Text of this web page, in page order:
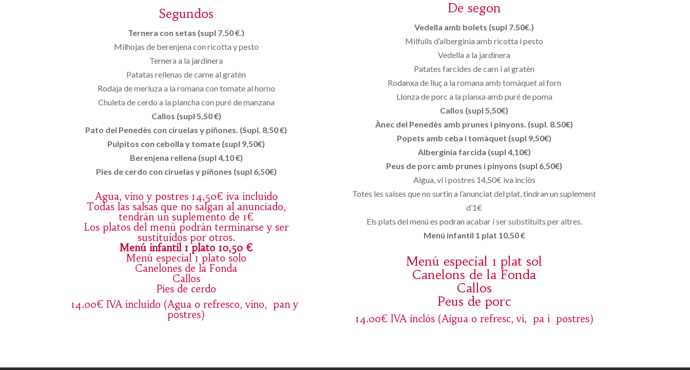
Segundos
Ternera con setas (supl 7.50 €.)
Milhojas de berenjena con ricotta y pesto
Ternera a la jardinera
Patatas rellenas de carne al gratèn
Rodaja de merluza a la romana con tomate al horno
Chuleta de cerdo a la plancha con puré de manzana
Callos (supl 5,50 €)
Pato del Penedès con ciruelas y piñones. (Supl. 8.50 €)
Pulpitos con cebolla y tomate (supl 9,50€)
Berenjena rellena (supl 4,10 €)
Pies de cerdo con ciruelas y piñones (supl 6,50€)
Agua, vino y postres 14,50€ iva incluído
Todas las salsas que no salgan al anunciado,
tendrán un suplemento de 1€
Los platos del menú podrán terminarse y ser
sustituidos por otros.
Menú infantil 1 plato 10,50 €
Menú especial 1 plato solo
Canelones de la Fonda
Callos
Pies de cerdo
14.00€ IVA incluido (Agua o refresco, vino, pan y
postres)
De segon
Vedella amb bolets (supl 7.50€.)
Milfulls d’alberginia amb ricotta i pesto
Vedella a la jardinera
Patates farcides de carn i al gratèn
Rodanxa de lluç a la romana amb tomàquet al forn
Llonza de porc a la planxa amb puré de poma
Callos (supl 5,50€)
Ànec del Penedès amb prunes i pinyons. (supl. 8.50€)
Popets amb ceba i tomàquet (supl 9,50€)
Alberginia farcida (supl 4,10€)
Peus de porc amb prunes i pinyons (supl 6,50€)
Aigua, vi i postres 14,50€ iva inclòs
Totes les salses que no surtin a l’anunciat del plat, tindran un suplement
d’1€
Els plats del menú es podran acabar i ser substituïts per altres.
Menú infantil 1 plat 10,50 €
Menú especial 1 plat sol
Canelons de la Fonda
Callos
Peus de porc
14.00€ IVA inclòs (Aigua o refresc, vi, pa i postres)